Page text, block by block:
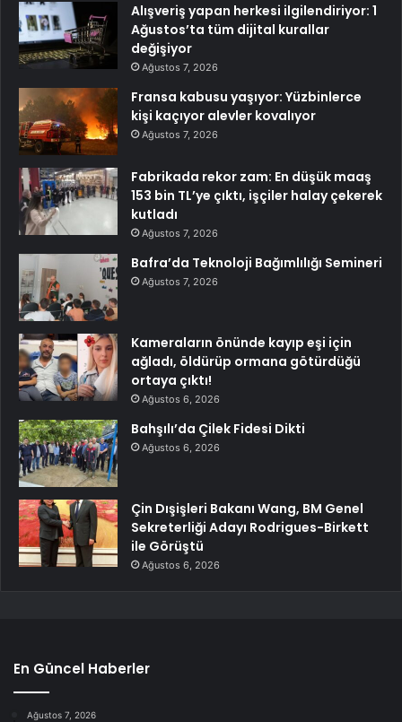
Alışveriş yapan herkesi ilgilendiriyor: 1
Ağustos’ta tüm dijital kurallar
değişiyor
Ağustos 7, 2026
Fransa kabusu yaşıyor: Yüzbinlerce
kişi kaçıyor alevler kovalıyor
Ağustos 7, 2026
Fabrikada rekor zam: En düşük maaş
153 bin TL’ye çıktı, işçiler halay çekerek
kutladı
Ağustos 7, 2026
Bafra’da Teknoloji Bağımlılığı Semineri
Ağustos 7, 2026
Kameraların önünde kayıp eşi için
ağladı, öldürüp ormana götürdüğü
ortaya çıktı!
Ağustos 6, 2026
Bahşılı’da Çilek Fidesi Dikti
Ağustos 6, 2026
Çin Dışişleri Bakanı Wang, BM Genel
Sekreterliği Adayı Rodrigues-Birkett
ile Görüştü
Ağustos 6, 2026
En Güncel Haberler
Ağustos 7, 2026